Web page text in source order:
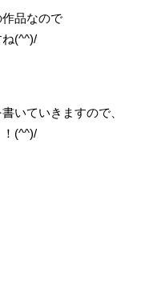
品なので
(^^)/
いていきますので、
(^^)/